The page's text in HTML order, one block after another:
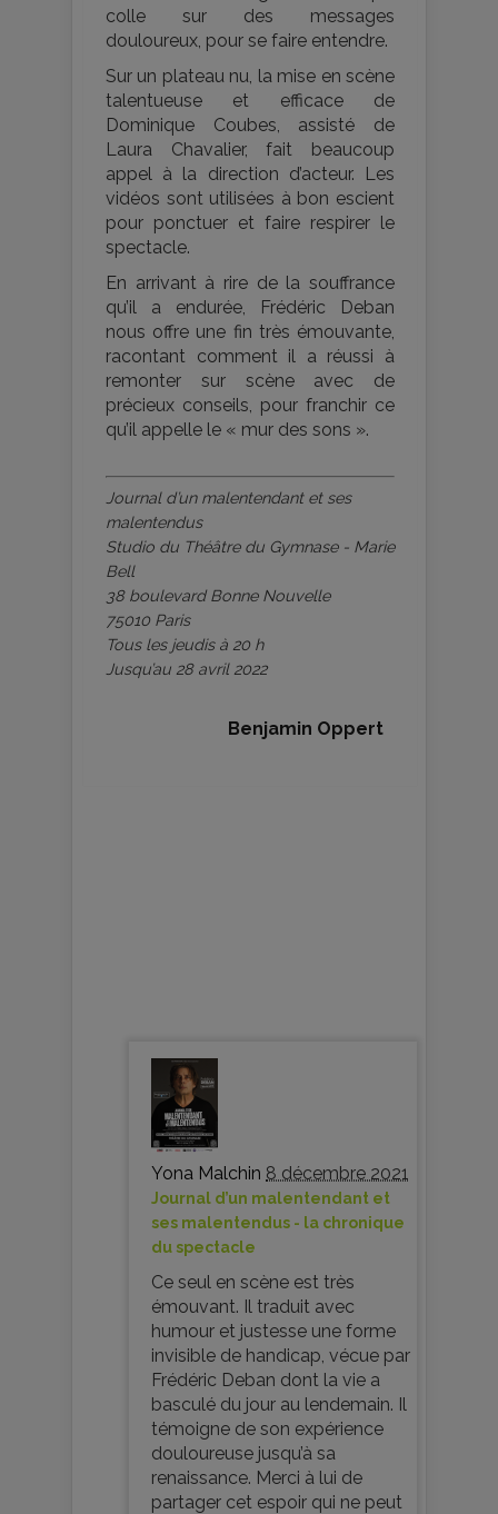
colle sur des messages
douloureux, pour se faire entendre.
Sur un plateau nu, la mise en scène
talentueuse et efficace de
Dominique Coubes, assisté de
Laura Chavalier, fait beaucoup
appel à la direction d’acteur. Les
vidéos sont utilisées à bon escient
pour ponctuer et faire respirer le
spectacle.
En arrivant à rire de la souffrance
qu’il a endurée, Frédéric Deban
nous offre une fin très émouvante,
racontant comment il a réussi à
remonter sur scène avec de
précieux conseils, pour franchir ce
qu’il appelle le « mur des sons ».
Journal d’un malentendant et ses
malentendus
Studio du Théâtre du Gymnase - Marie
Bell
38 boulevard Bonne Nouvelle
75010 Paris
Tous les jeudis à 20 h
Jusqu’au 28 avril 2022
Benjamin Oppert
Yona Malchin 8 décembre 2021
Journal d’un malentendant et
ses malentendus - la chronique
du spectacle
Ce seul en scène est très
émouvant. Il traduit avec
humour et justesse une forme
invisible de handicap, vécue par
Frédéric Deban dont la vie a
basculé du jour au lendemain. Il
témoigne de son expérience
douloureuse jusqu’à sa
renaissance. Merci à lui de
partager cet espoir qui ne peut